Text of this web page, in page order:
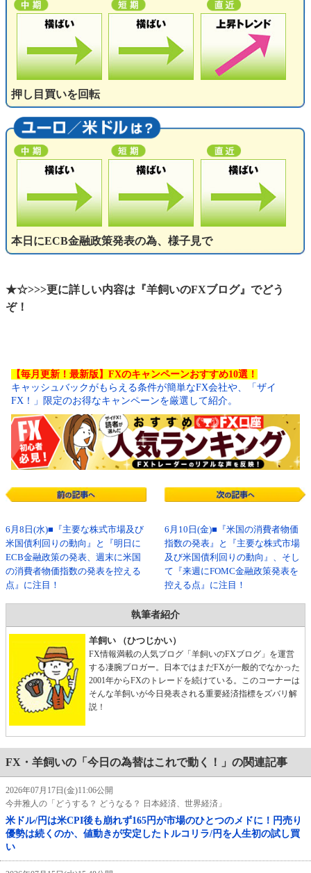
押し目買いを回転
本日にECB金融政策発表の為、様子見で
★☆>>>更に詳しい内容は『羊飼いのFXブログ』でどう
ぞ！
【毎月更新！最新版】FXのキャンペーンおすすめ10選！
キャッシュバックがもらえる条件が簡単なFX会社や、「ザイ
FX！」限定のお得なキャンペーンを厳選して紹介。
6月8日(水)■『主要な株式市場及び
米国債利回りの動向』と『明日に
ECB金融政策の発表、週末に米国
の消費者物価指数の発表を控える
点』に注目！
6月10日(金)■『米国の消費者物価
指数の発表』と『主要な株式市場
及び米国債利回りの動向』、そし
て『来週にFOMC金融政策発表を
控える点』に注目！
執筆者紹介
羊飼い （ひつじかい）
FX情報満載の人気ブログ「羊飼いのFXブログ」を運営
する凄腕ブロガー。日本ではまだFXが一般的でなかった
2001年からFXのトレードを続けている。このコーナーは
そんな羊飼いが今日発表される重要経済指標をズバリ解
説！
FX・羊飼いの「今日の為替はこれで動く！」の関連記事
2026年07月17日(金)11:06公開
今井雅人の「どうする？ どうなる？ 日本経済、世界経済」
米ドル/円は米CPI後も崩れず165円が市場のひとつのメドに！円売り
優勢は続くのか、値動きが安定したトルコリラ/円を人生初の試し買
い